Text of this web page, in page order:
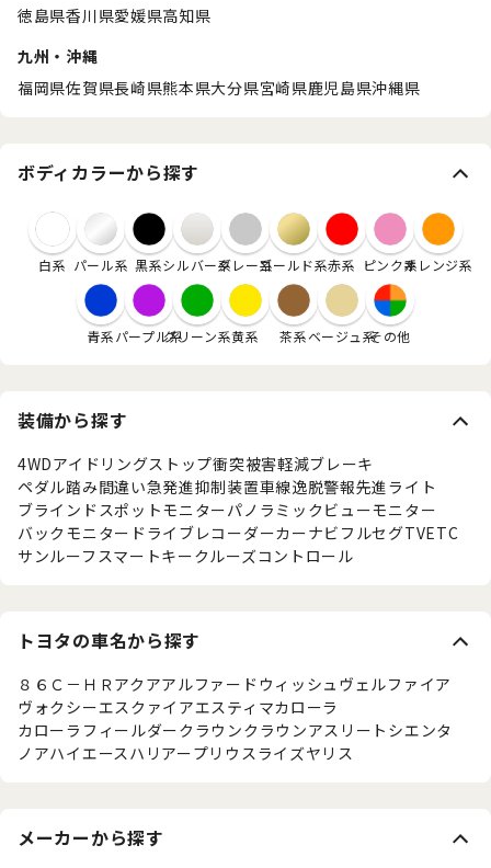
徳島県香川県愛媛県高知県
九州・沖縄
福岡県佐賀県長崎県熊本県大分県宮崎県鹿児島県沖縄県
ボディカラーから探す
白系 パール系 黒系シルバー系グレー系ゴールド系赤系 ピンク系オレンジ系
青系パープル系グリーン系黄系 茶系ベージュ系その他
装備から探す
4WDアイドリングストップ衝突被害軽減ブレーキ
ペダル踏み間違い急発進抑制装置車線逸脱警報先進ライト
ブラインドスポットモニターパノラミックビューモニター
バックモニター ドライブレコーダーカーナビ フルセグTVETC
サンルーフ スマートキークルーズコントロール
トヨタの車名から探す
８６ Ｃ－ＨＲ アクアアルファード ウィッシュ ヴェルファイア
ヴォクシーエスクァイアエスティマカローラ
カローラフィールダークラウンクラウンアスリート シエンタ
ノアハイエース ハリアープリウス ライズヤリス
メーカーから探す